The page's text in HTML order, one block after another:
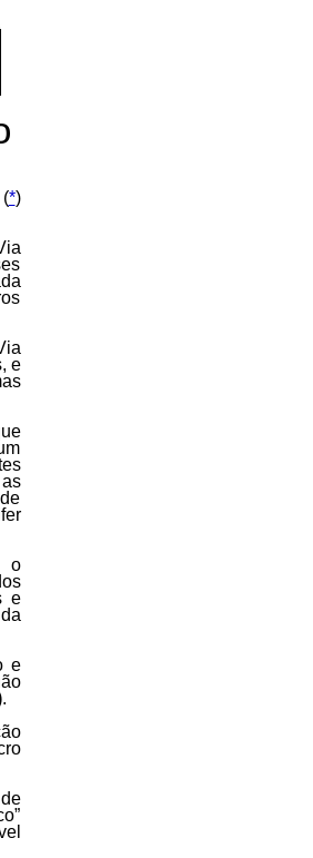
*)
e
o
e
e
.